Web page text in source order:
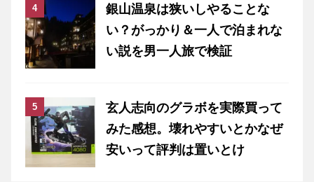
銀山温泉は狭いしやることな
い？がっかり＆一人で泊まれな
い説を男一人旅で検証
玄人志向のグラボを実際買って
みた感想。壊れやすいとかなぜ
安いって評判は置いとけ